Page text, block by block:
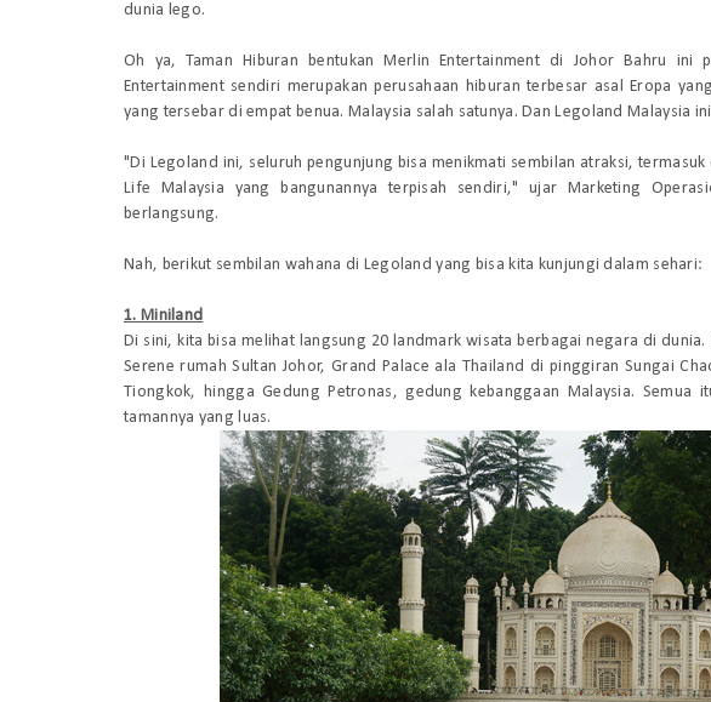
dunia lego.
Oh ya, Taman Hiburan bentukan Merlin Entertainment di Johor Bahru ini
Entertainment sendiri merupakan perusahaan hiburan terbesar asal Eropa
yang tersebar di empat benua. Malaysia salah satunya. Dan Legoland Malaysia
"Di Legoland ini, seluruh pengunjung bisa menikmati sembilan atraksi,
Life Malaysia yang bangunannya terpisah sendiri," ujar Marketing
berlangsung.
Nah, berikut sembilan wahana di Legoland yang bisa kita kunjungi dalam sehari:
1. Miniland
Di sini, kita bisa melihat langsung 20 landmark wisata berbagai negara di
Serene rumah Sultan Johor, Grand Palace ala Thailand di pinggiran Sungai
Tiongkok, hingga Gedung Petronas, gedung kebanggaan Malaysia. Semua
tamannya yang luas.